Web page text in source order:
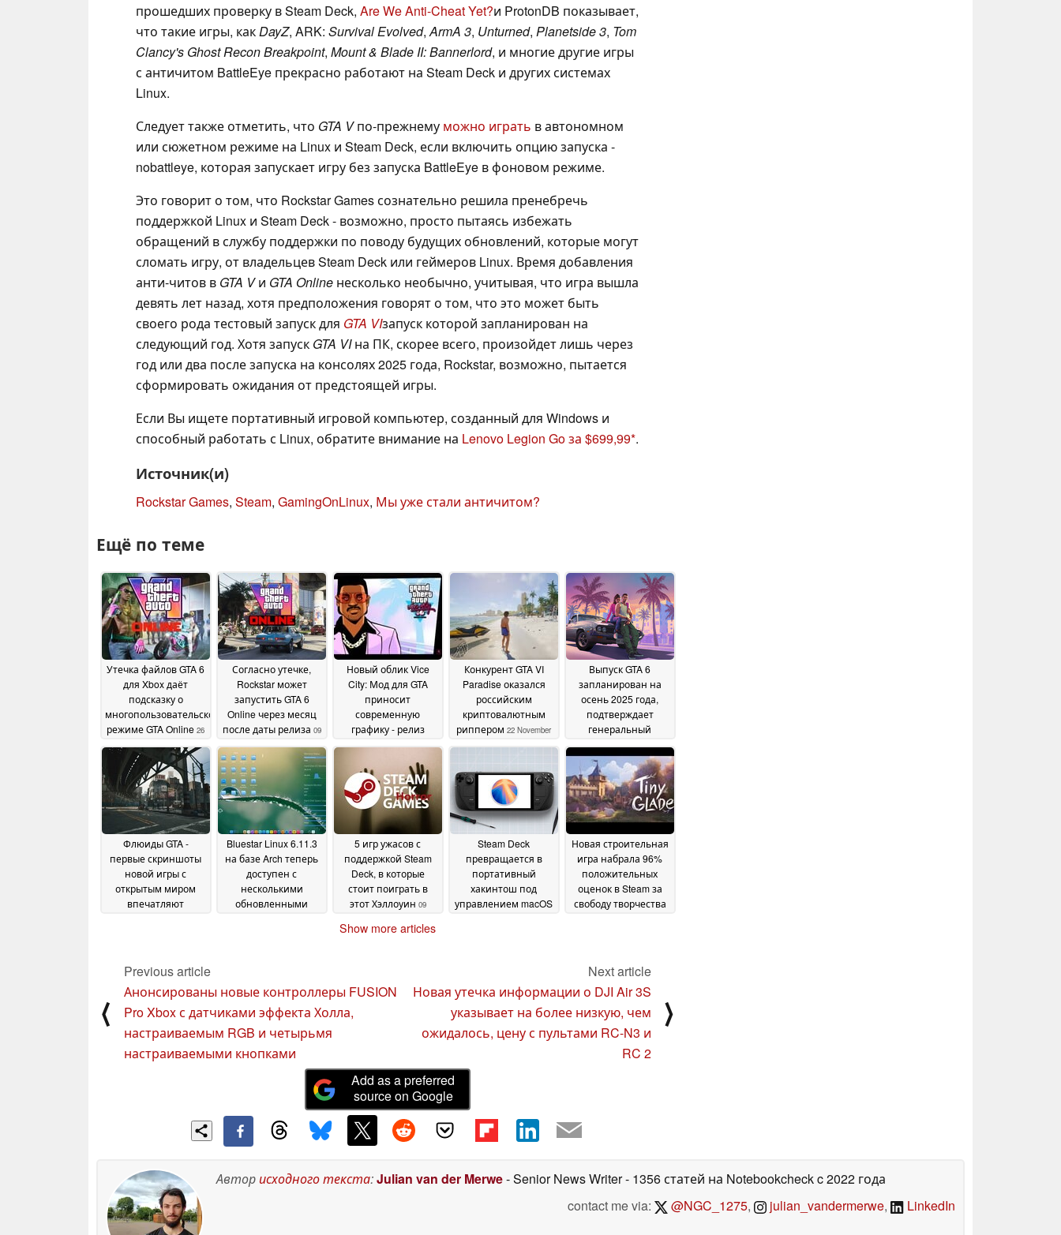
прошедших проверку в Steam Deck, Are We Anti-Cheat Yet?и ProtonDB показывает,
что такие игры, какDayZ, ARK: Survival Evolved,ArmA 3, Unturned, Planetside 3, Tom
Clancy's Ghost Recon Breakpoint, Mount & Blade II: Bannerlord, и многие другие игры
с античитом BattleEye прекрасно работают на Steam Deck и других системах
Linux.
Следует также отметить, что GTA Vпо-прежнему можно играть в автономном
или сюжетном режиме на Linux и Steam Deck, если включить опцию запуска -
nobattleye, которая запускает игру без запуска BattleEye в фоновом режиме.
Это говорит о том, что Rockstar Games сознательно решила пренебречь
поддержкой Linux и Steam Deck - возможно, просто пытаясь избежать
обращений в службу поддержки по поводу будущих обновлений, которые могут
сломать игру, от владельцев Steam Deck или геймеров Linux. Время добавления
анти-читов в GTA Vи GTA Online несколько необычно, учитывая, что игра вышла
девять лет назад, хотя предположения говорят о том, что это может быть
своего рода тестовый запуск для GTA VIзапуск которой запланирован на
следующий год. Хотя запуск GTA VIна ПК, скорее всего, произойдет лишь через
год или два после запуска на консолях 2025 года, Rockstar, возможно, пытается
сформировать ожидания от предстоящей игры.
Если Вы ищете портативный игровой компьютер, созданный для Windows и
способный работать с Linux, обратите внимание на Lenovo Legion Go за $699,99 .
Источник(и)
Rockstar Games, Steam, GamingOnLinux, Мы уже стали античитом?
Ещё по теме
Утечка файлов GTA 6
для Xbox даёт
подсказку о
многопользовательском
режиме GTA Online 26
June 2026
Согласно утечке,
Rockstar может
запустить GTA 6
Online через месяц
после даты релиза 09
April 2026
Новый облик Vice
City: Мод для GTA
приносит
современную
графику - релиз
28 November 2024
Конкурент GTA VI
Paradise оказался
российским
криптовалютным
риппером 22 November
2024
Выпуск GTA 6
запланирован на
осень 2025 года,
подтверждает
генеральный
07
November 2024
Флюиды GTA -
первые скриншоты
новой игры с
открытым миром
впечатляют
Bluestar Linux 6.11.3
на базе Arch теперь
доступен с
несколькими
обновленными
5 игр ужасов с
поддержкой Steam
Deck, в которые
стоит поиграть в
этот Хэллоуин 09
Steam Deck
превращается в
портативный
хакинтош под
управлением macOS
Новая строительная
игра набрала 96%
положительных
оценок в Steam за
свободу творчества
Show more articles
⟨
Previous article
Анонсированы новые контроллеры FUSION
Pro Xbox с датчиками эффекта Холла,
настраиваемым RGB и четырьмя
настраиваемыми кнопками
Next article
Новая утечка информации о DJI Air 3S
указывает на более низкую, чем
ожидалось, цену с пультами RC-N3 и
RC 2
⟩
Add as a preferred
source on Google
Авторисходного текста:Julian van der Merwe- Senior News Writer- 1356 статей на Notebookcheckc 2022 года
contact me via:
@NGC_1275, julian_vandermerwe, LinkedIn